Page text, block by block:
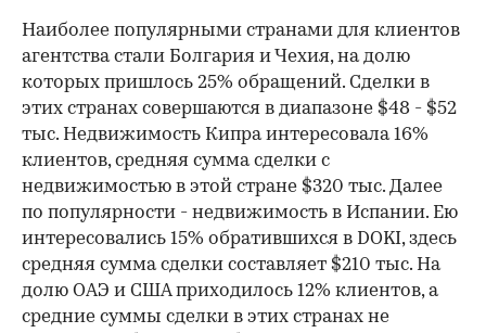
Наиболее популярными странами для клиентов
агентства стали Болгария и Чехия, на долю
которых пришлось 25% обращений. Сделки в
этих странах совершаются в диапазоне $48 - $52
тыс. Недвижимость Кипра интересовала 16%
клиентов, средняя сумма сделки с
недвижимостью в этой стране $320 тыс. Далее
по популярности - недвижимость в Испании. Ею
интересовались 15% обратившихся в DOKI, здесь
средняя сумма сделки составляет $210 тыс. На
долю ОАЭ и США приходилось 12% клиентов, а
средние суммы сделки в этих странах не